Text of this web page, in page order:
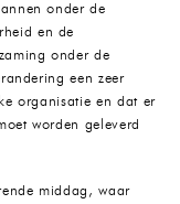
onder de
en de
onder de
een zeer
organisatie en dat er
worden geleverd
middag, waar